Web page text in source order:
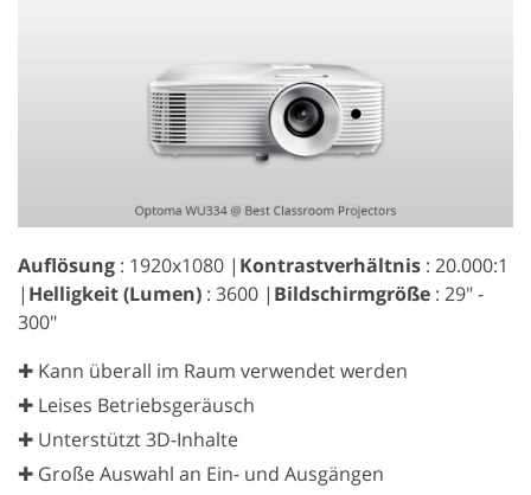
Auflösung : 1920x1080 | Kontrastverhältnis : 20.000:1
| Helligkeit (Lumen) : 3600 | Bildschirmgröße : 29" -
300"
✚ Kann überall im Raum verwendet werden
✚ Leises Betriebsgeräusch
✚ Unterstützt 3D-Inhalte
✚ Große Auswahl an Ein- und Ausgängen